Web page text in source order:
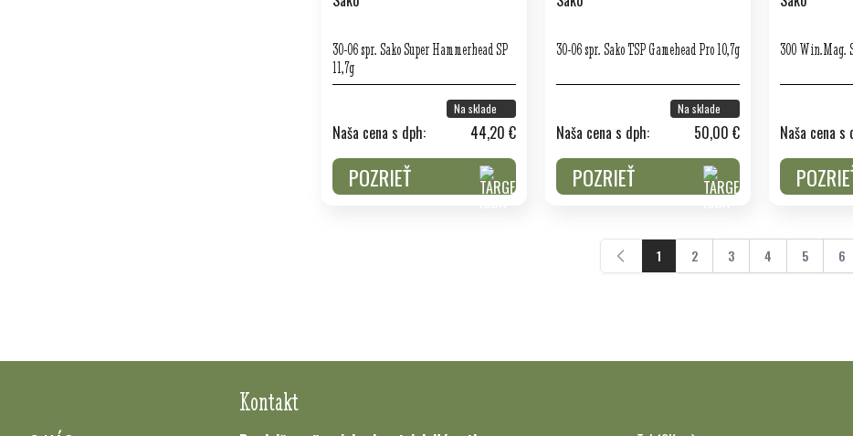
30-06 spr. Sako Super Hammerhead SP
11,7g
Na sklade
Naša cena s dph: 44,20 €
POZRIEŤ
30-06 spr. Sako TSP Gamehead Pro 10,7g
Na sklade
Naša cena s dph: 50,00 €
POZRIEŤ
300 Win.Mag.
Naša cena s
Práve čítate stránku
1 Stránka
2 Stránka
3 Stránka
4 Stránka
5 6
Kontakt